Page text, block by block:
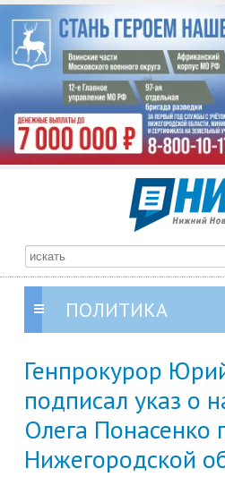
ПОЛИТИКА
Генпрокурор
подписал указ о
Олега Понасенко
Нижегородской